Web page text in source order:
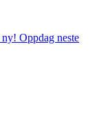
ny! Oppdag neste